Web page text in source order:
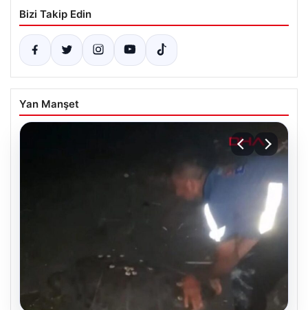
Bizi Takip Edin
Yan Manşet